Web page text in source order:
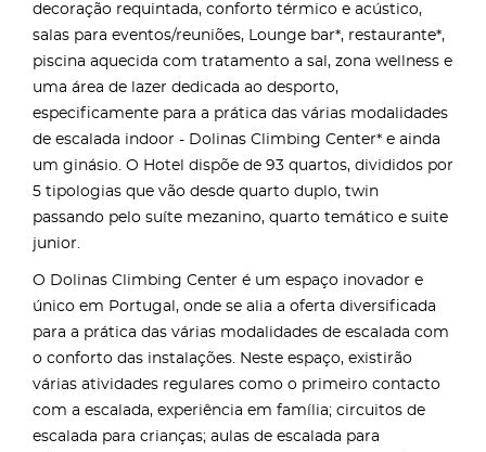
decoração requintada, conforto térmico e acústico,
salas para eventos/reuniões, Lounge bar*, restaurante*,
piscina aquecida com tratamento a sal, zona wellness e
uma área de lazer dedicada ao desporto,
especificamente para a prática das várias modalidades
de escalada indoor - Dolinas Climbing Center* e ainda
um ginásio. O Hotel dispõe de 93 quartos, divididos por
5 tipologias que vão desde quarto duplo, twin
passando pelo suíte mezanino, quarto temático e suite
junior.
O Dolinas Climbing Center é um espaço inovador e
único em Portugal, onde se alia a oferta diversificada
para a prática das várias modalidades de escalada com
o conforto das instalações. Neste espaço, existirão
várias atividades regulares como o primeiro contacto
com a escalada, experiência em família; circuitos de
escalada para crianças; aulas de escalada para